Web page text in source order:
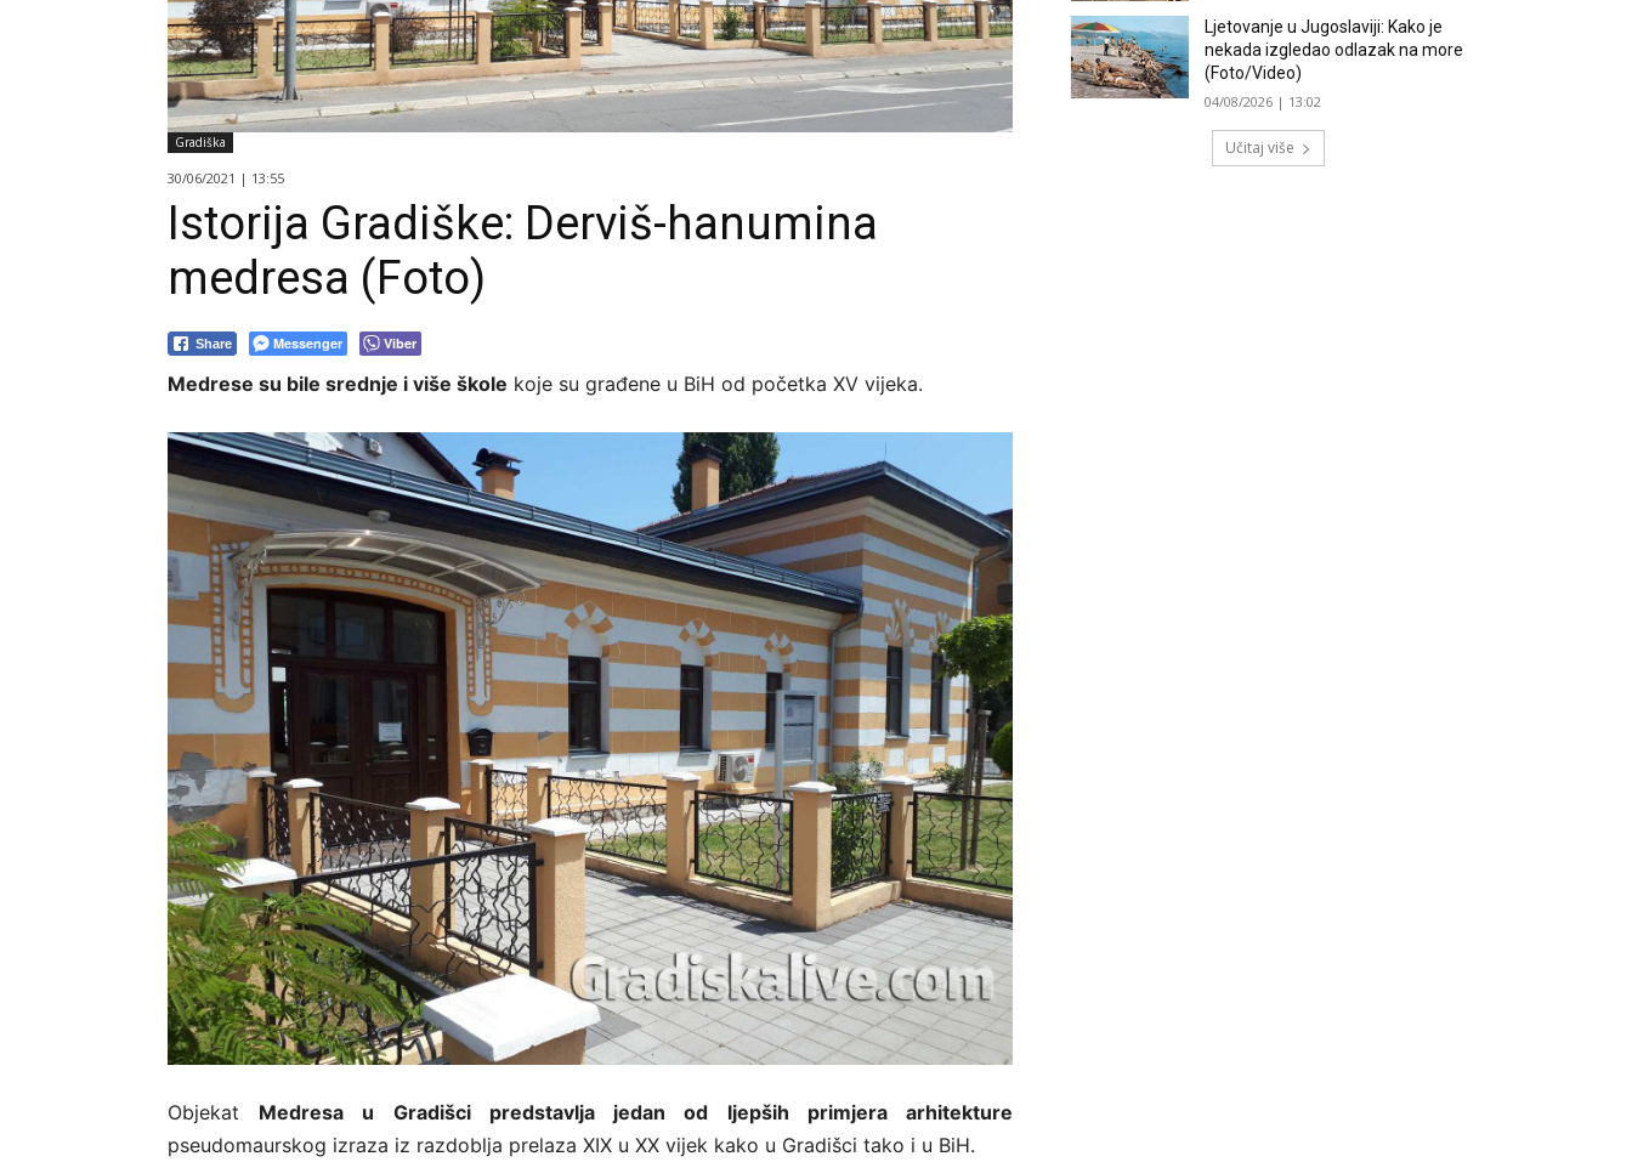
Gradiška
30/06/2021 | 13:55
Istorija Gradiške: Derviš-hanumina
medresa (Foto)
Share Messenger Viber
Medrese su bile srednje i više škole koje su građene u BiH od početka XV vijeka.
Objekat Medresa u Gradišci predstavlja jedan od ljepših primjera arhitekture
pseudomaurskog izraza iz razdoblja prelaza XIX u XX vijek kako u Gradišci tako i u BiH.
Ljetovanje u Jugoslaviji: Kako je
nekada izgledao odlazak na more
(Foto/Video)
04/08/2026 | 13:02
Učitaj više